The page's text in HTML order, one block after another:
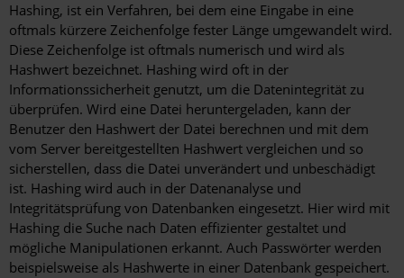
Hashing, ist ein Verfahren, bei dem eine Eingabe in eine
oftmals kürzere Zeichenfolge fester Länge umgewandelt wird.
Diese Zeichenfolge ist oftmals numerisch und wird als
Hashwert bezeichnet. Hashing wird oft in der
Informationssicherheit genutzt, um die Datenintegrität zu
überprüfen. Wird eine Datei heruntergeladen, kann der
Benutzer den Hashwert der Datei berechnen und mit dem
vom Server bereitgestellten Hashwert vergleichen und so
sicherstellen, dass die Datei unverändert und unbeschädigt
ist. Hashing wird auch in der Datenanalyse und
Integritätsprüfung von Datenbanken eingesetzt. Hier wird mit
Hashing die Suche nach Daten effizienter gestaltet und
mögliche Manipulationen erkannt. Auch Passwörter werden
beispielsweise als Hashwerte in einer Datenbank gespeichert.